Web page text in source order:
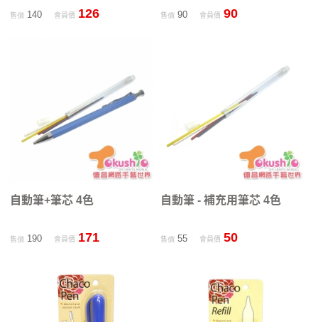
售價140 會員價 126 售價 90 會員價 90
自動筆+筆芯 4色
售價190 會員價 171
自動筆 - 補充用筆芯 4色
售價 55 會員價 50